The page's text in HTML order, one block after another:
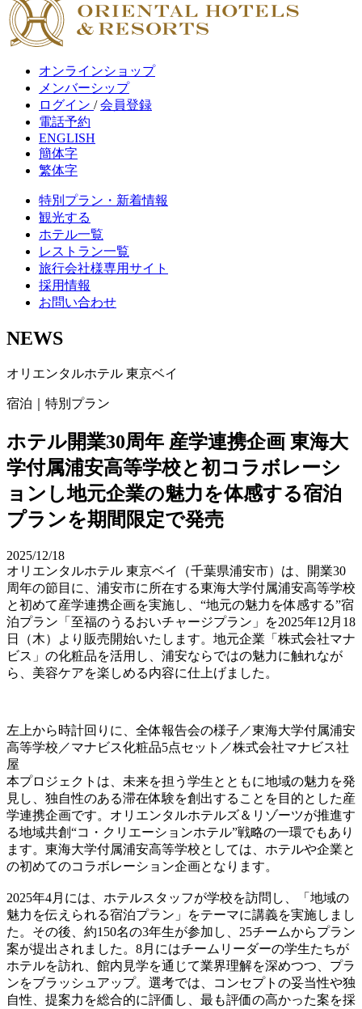
オンラインショップ
メンバーシップ
ログイン /会員登録
電話予約
ENGLISH
簡体字
繁体字
特別プラン・新着情報
観光する
ホテル一覧
レストラン一覧
旅行会社様専用サイト
採用情報
お問い合わせ
NEWS
オリエンタルホテル 東京ベイ
宿泊｜特別プラン
ホテル開業30周年 産学連携企画 東海大
学付属浦安高等学校と初コラボレーシ
ョンし地元企業の魅力を体感する宿泊
プランを期間限定で発売
2025/12/18
オリエンタルホテル 東京ベイ（千葉県浦安市）は、開業30
周年の節目に、浦安市に所在する東海大学付属浦安高等学校
と初めて産学連携企画を実施し、“地元の魅力を体感する”宿
泊プラン「至福のうるおいチャージプラン」を2025年12月18
日（木）より販売開始いたします。地元企業「株式会社マナ
ビス」の化粧品を活用し、浦安ならではの魅力に触れなが
ら、美容ケアを楽しめる内容に仕上げました。
左上から時計回りに、全体報告会の様子／東海大学付属浦安
高等学校／マナビス化粧品5点セット／株式会社マナビス社
屋
本プロジェクトは、未来を担う学生とともに地域の魅力を発
見し、独自性のある滞在体験を創出することを目的とした産
学連携企画です。オリエンタルホテルズ＆リゾーツが推進す
る地域共創“コ・クリエーションホテル”戦略の一環でもあり
ます。東海大学付属浦安高等学校としては、ホテルや企業と
の初めてのコラボレーション企画となります。
2025年4月には、ホテルスタッフが学校を訪問し、「地域の
魅力を伝えられる宿泊プラン」をテーマに講義を実施しまし
た。その後、約150名の3年生が参加し、25チームからプラン
案が提出されました。8月にはチームリーダーの学生たちが
ホテルを訪れ、館内見学を通じて業界理解を深めつつ、プラ
ンをブラッシュアップ。選考では、コンセプトの妥当性や独
自性、提案力を総合的に評価し、最も評価の高かった案を採